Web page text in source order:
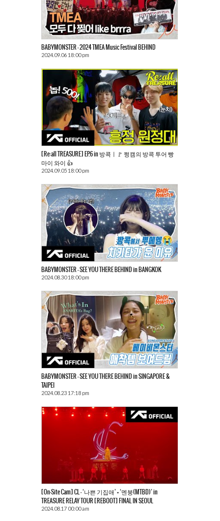
BABYMONSTER – 2024 TMEA Music Festival BEHIND
2024.09.06 18:00 pm
[Re:all TREASURE] EP.6 in 방콕ㅣ🚩 쩡캠의 방콕 투어 빵
마이 와이 👍
2024.09.05 18:00 pm
BABYMONSTER – SEE YOU THERE BEHIND in BANGKOK
2024.08.30 18:00 pm
BABYMONSTER – SEE YOU THERE BEHIND in SINGAPORE &
TAIPEI
2024.08.23 17:18 pm
[On-Site Cam] CL – ‘나쁜 기집애’ + ‘멘붕(MTBD)’ in
TREASURE RELAY TOUR [REBOOT] FINAL IN SEOUL
2024.08.17 00:00 am